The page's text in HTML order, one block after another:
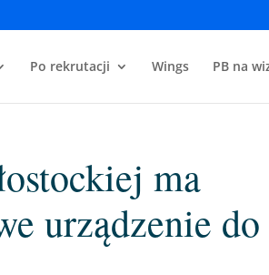
Po rekrutacji Wings PB na
ma
urządzenie do